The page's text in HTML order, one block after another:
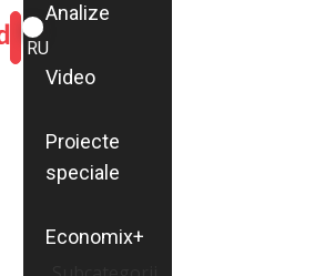
ROMÂNĂ
RU
Analize
Video
Proiecte
speciale
Economix+